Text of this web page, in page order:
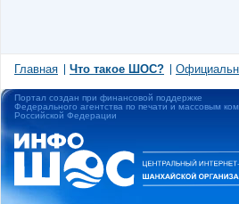
Главная Что такое ШОС?
Портал создан при финансовой поддержке
Федерального агентства по печати и массовым
Российской Федерации